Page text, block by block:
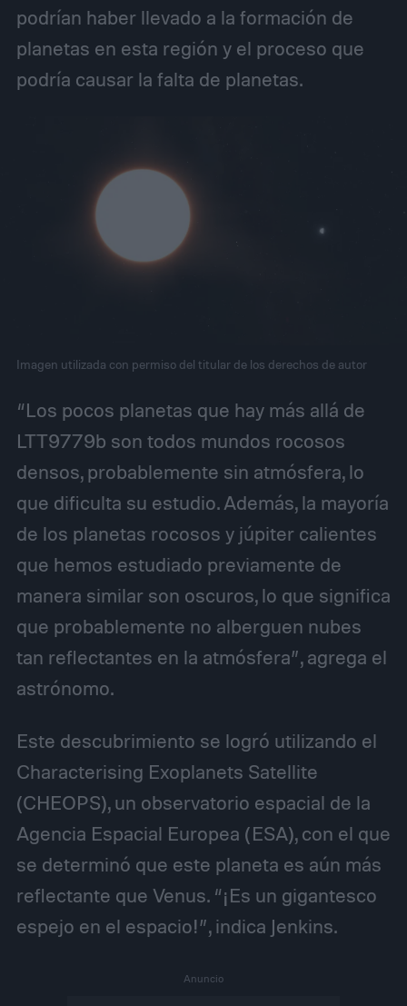
podrían haber llevado a la formación de
planetas en esta región y el proceso que
podría causar la falta de planetas.
Imagen utilizada con permiso del titular de los derechos de autor
“Los pocos planetas que hay más allá de
LTT9779b son todos mundos rocosos
densos, probablemente sin atmósfera, lo
que dificulta su estudio. Además, la mayoría
de los planetas rocosos y júpiter calientes
que hemos estudiado previamente de
manera similar son oscuros, lo que significa
que probablemente no alberguen nubes
tan reflectantes en la atmósfera”, agrega el
astrónomo.
Este descubrimiento se logró utilizando el
Characterising Exoplanets Satellite
(CHEOPS), un observatorio espacial de la
Agencia Espacial Europea (ESA), con el que
se determinó que este planeta es aún más
reflectante que Venus. “¡Es un gigantesco
espejo en el espacio!”, indica Jenkins.